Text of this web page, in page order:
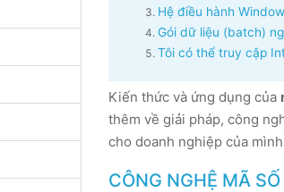
Hệ điều hành
Gói dữ liệu (batch)
Tôi có thể truy cập
Kiến thức và ứng dụng của
thêm về giải pháp, công
cho doanh nghiệp của
CÔNG NGHỆ MÃ